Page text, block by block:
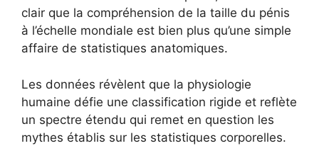
clair que la compréhension de la taille du pénis
à l’échelle mondiale est bien plus qu’une simple
affaire de statistiques anatomiques.
Les données révèlent que la physiologie
humaine défie une classification rigide et reflète
un spectre étendu qui remet en question les
mythes établis sur les statistiques corporelles.